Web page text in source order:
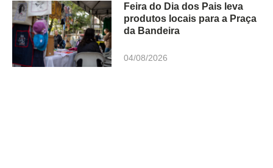
Feira do Dia dos Pais leva
produtos locais para a Praça
da Bandeira
04/08/2026